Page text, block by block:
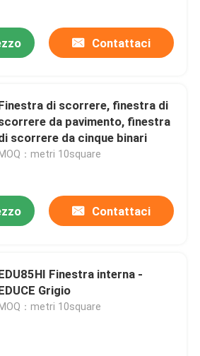
Contattaci
di scorrere, finestra di
da pavimento, finestra
scorrere da cinque binari
MOQ：metri 10square
Contattaci
Finestra interna -
Grigio
：metri 10square